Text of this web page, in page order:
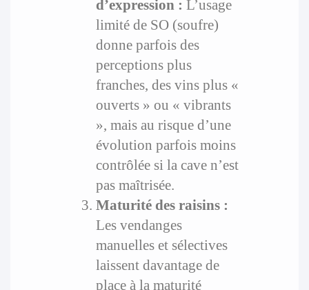
d’expression : L’usage
limité de SO (soufre)
donne parfois des
perceptions plus
franches, des vins plus «
ouverts » ou « vibrants
», mais au risque d’une
évolution parfois moins
contrôlée si la cave n’est
pas maîtrisée.
Maturité des raisins :
Les vendanges
manuelles et sélectives
laissent davantage de
place à la maturité